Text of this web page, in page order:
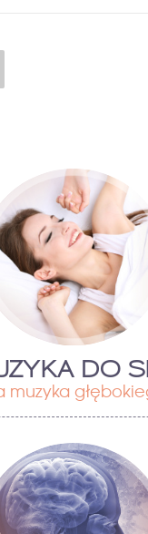
DO
muzyka